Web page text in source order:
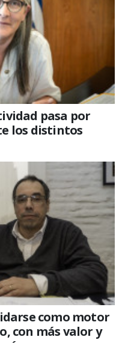
pasa por
los distintos
como motor
con más valor y